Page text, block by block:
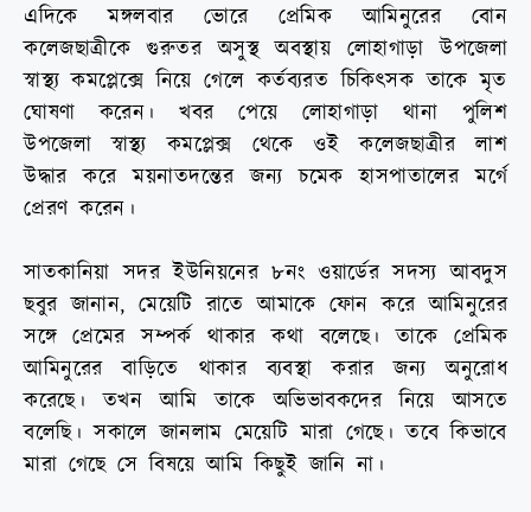
এদিকে মঙ্গলবার ভোরে প্রেমিক আমিনুরের বোন
কলেজছাত্রীকে গুরুতর অসুস্থ অবস্থায় লোহাগাড়া উপজেলা
স্বাস্থ্য কমপ্লেক্সে নিয়ে গেলে কর্তব্যরত চিকিৎসক তাকে মৃত
ঘোষণা করেন। খবর পেয়ে লোহাগাড়া থানা পুলিশ
উপজেলা স্বাস্থ্য কমপ্লেক্স থেকে ওই কলেজছাত্রীর লাশ
উদ্ধার করে ময়নাতদন্তের জন্য চমেক হাসপাতালের মর্গে
প্রেরণ করেন।
সাতকানিয়া সদর ইউনিয়নের ৮নং ওয়ার্ডের সদস্য আবদুস
ছবুর জানান, মেয়েটি রাতে আমাকে ফোন করে আমিনুরের
সঙ্গে প্রেমের সম্পর্ক থাকার কথা বলেছে। তাকে প্রেমিক
আমিনুরের বাড়িতে থাকার ব্যবস্থা করার জন্য অনুরোধ
করেছে। তখন আমি তাকে অভিভাবকদের নিয়ে আসতে
বলেছি। সকালে জানলাম মেয়েটি মারা গেছে। তবে কিভাবে
মারা গেছে সে বিষয়ে আমি কিছুই জানি না।